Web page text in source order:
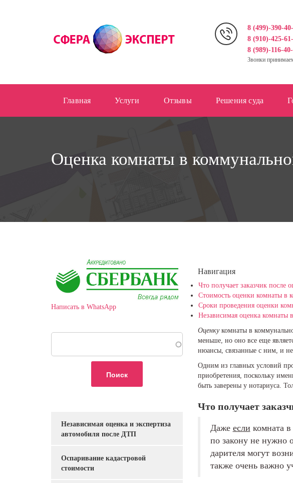
8 (499)-390-
8 (910)-425-
8 (989)-116-
Звонки
Главная Услуги Отзывы Решения суда
Оценка комнаты в
Написать в WhatsApp
Услуги
Независимая оценка и экспертиза
автомобиля после ДТП
Оспаривание кадастровой
стоимости
Навигация
Что получает заказчик после
Стоимость оценки комнаты в
Сроки проведения оценки
Независимая оценка комнаты
Оценкукомнаты в
меньше, но оно все еще
нюансы, связанные с ним, и не
Одним из главных условий
приобретения, поскольку
быть заверены у нотариуса.
Что получает
Даже если комната
по закону не нужно
дарителя могут
также очень важно